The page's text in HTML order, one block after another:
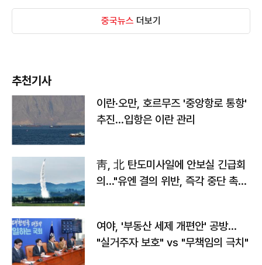
중국뉴스 더보기
추천기사
이란·오만, 호르무즈 '중앙항로 통항'
추진…입항은 이란 관리
靑, 北 탄도미사일에 안보실 긴급회
의…"유엔 결의 위반, 즉각 중단 촉
여야, '부동산 세제 개편안' 공방…
"실거주자 보호" vs "무책임의 극치"